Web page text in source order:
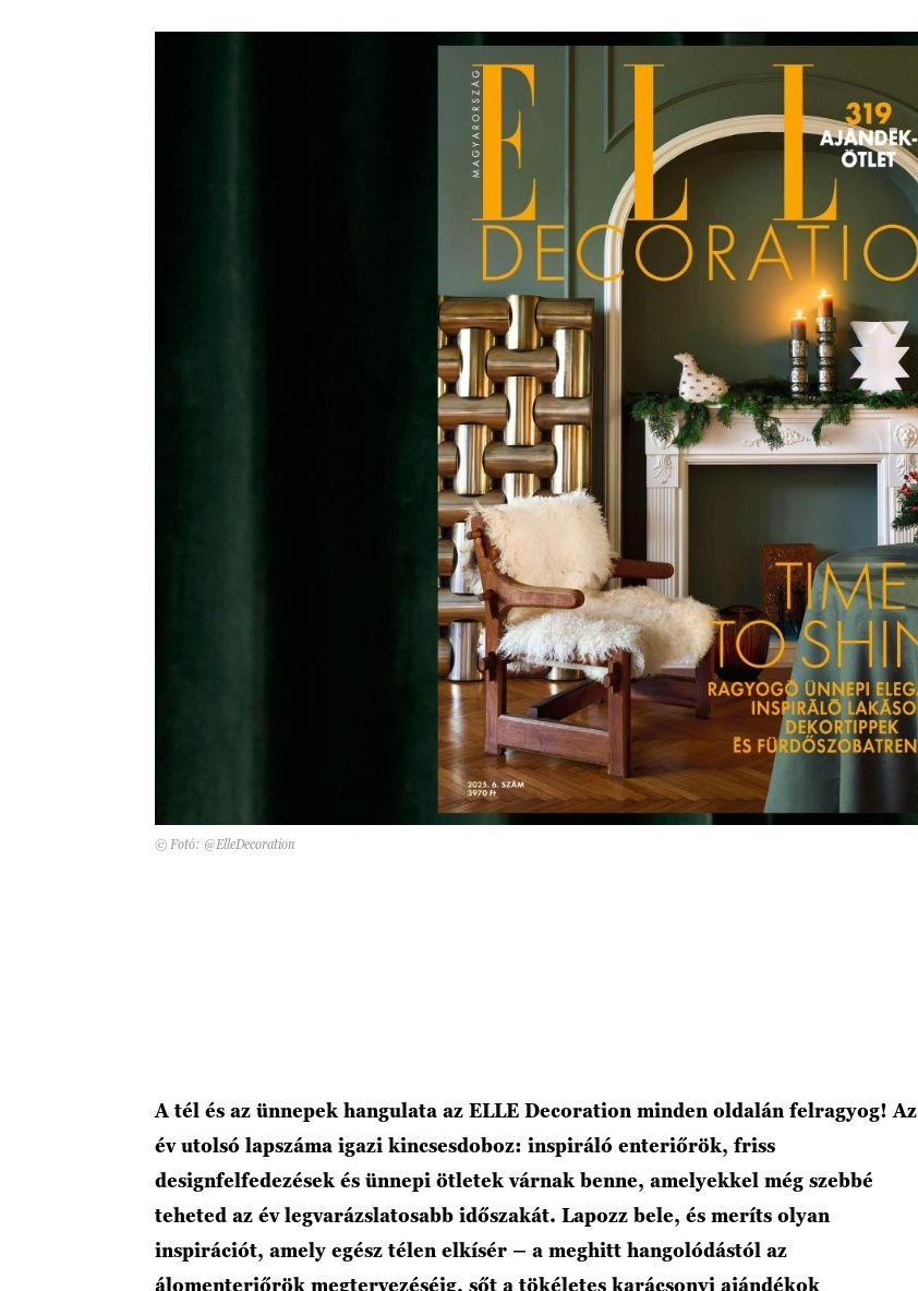
© Fotó: @ElleDecoration
A tél és az ünnepek hangulata az ELLE Decoration minden oldalán felragyog! Az
év utolsó lapszáma igazi kincsesdoboz: inspiráló enteriőrök, friss
designfelfedezések és ünnepi ötletek várnak benne, amelyekkel még szebbé
teheted az év legvarázslatosabb időszakát. Lapozz bele, és meríts olyan
inspirációt, amely egész télen elkísér – a meghitt hangolódástól az
álomenteriőrök megtervezéséig, sőt a tökéletes karácsonyi ajándékok